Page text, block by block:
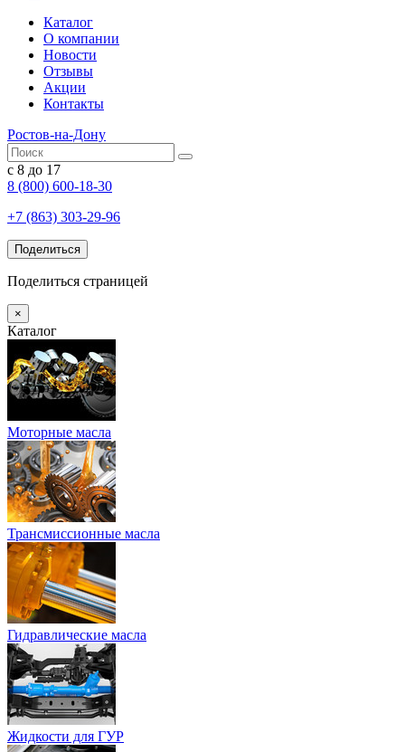
Каталог
О компании
Новости
Отзывы
Акции
Контакты
Ростов-на-Дону
с 8 до 17
8 (800) 600-18-30
+7 (863) 303-29-96
Поделиться
Поделиться страницей
×
Каталог
Моторные масла
Трансмиссионные масла
Гидравлические масла
Жидкости для ГУР